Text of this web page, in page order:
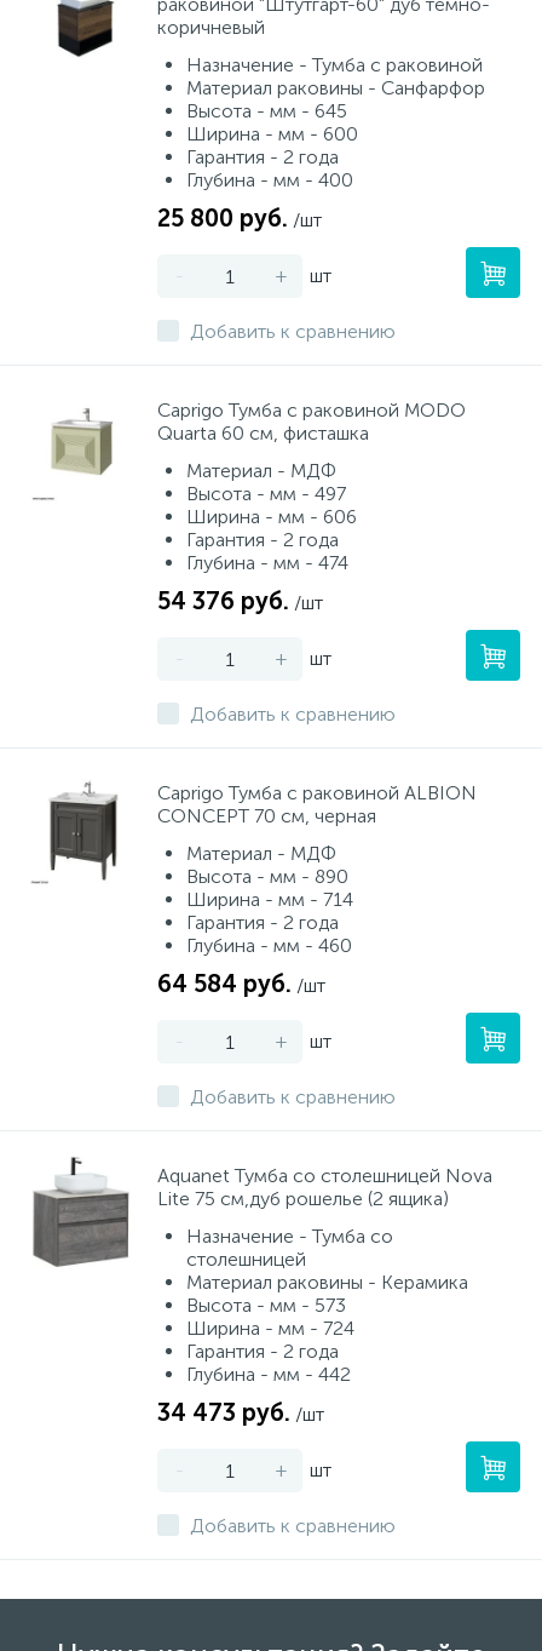
коричневый
Назначение - Тумба с раковиной
Материал раковины - Санфарфор
Высота - мм - 645
Ширина - мм - 600
Гарантия - 2 года
Глубина - мм - 400
25 800 руб. /шт
- + шт
Добавить к сравнению
Caprigo Тумба с раковиной MODO
Quarta 60 см, фисташка
Материал - МДФ
Высота - мм - 497
Ширина - мм - 606
Гарантия - 2 года
Глубина - мм - 474
54 376 руб. /шт
- + шт
Добавить к сравнению
Caprigo Тумба с раковиной ALBION
CONCEPT 70 см, черная
Материал - МДФ
Высота - мм - 890
Ширина - мм - 714
Гарантия - 2 года
Глубина - мм - 460
64 584 руб. /шт
- + шт
Добавить к сравнению
Aquanet Тумба со столешницей Nova
Lite 75 см,дуб рошелье (2 ящика)
Назначение - Тумба со
столешницей
Материал раковины - Керамика
Высота - мм - 573
Ширина - мм - 724
Гарантия - 2 года
Глубина - мм - 442
34 473 руб. /шт
- + шт
Добавить к сравнению